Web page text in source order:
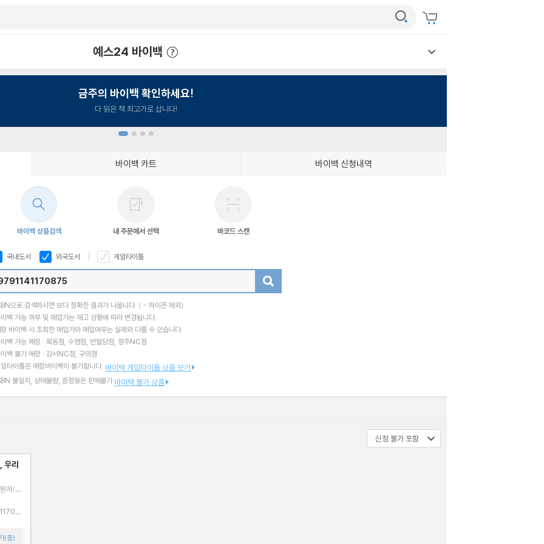
예스24 바이백
금주의 바이백 확인하세요!
다 읽은 책 최고가로 삽니다!
바이백 카트 바이백 신청내역
바이백 상품검색 내 주문에서 선택 바코드 스캔
국내도서 외국도서 게임타이틀
으로 검색하시면 보다 정확한 결과가 나옵니다. ( - 하이픈 제외)
백 가능 여부 및 매입가는 재고 상황에 따라 변경됩니다.
바이백 시 조회한 매입가와 매입여부는 실제와 다를 수 있습니다.
백 가능 매장 : 목동점, 수영점, 반월당점, 청주NC점
백 불가 매장 : 강서NC점, 구의점
타이틀은 매장바이백이 불가합니다. 바이백 게임타이틀 상품 보기
불일치, 상태불량, 증정용은 판매불가 바이백 불가 상품
우리
저/산
(중)